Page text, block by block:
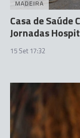
MADEIRA
Casa de Saúde
Jornadas
15 Set 17:32